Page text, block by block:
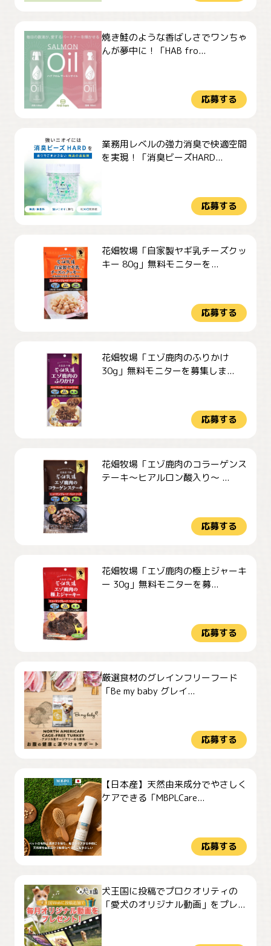
焼き鮭のような香ばしさでワンちゃ
んが夢中に！「HAB fro...
応募する
業務用レベルの強力消臭で快適空間
を実現！「消臭ビーズHARD...
応募する
花畑牧場「自家製ヤギ乳チーズクッ
キー 80g」無料モニターを...
応募する
花畑牧場「エゾ鹿肉のふりかけ
30g」無料モニターを募集しま...
応募する
花畑牧場「エゾ鹿肉のコラーゲンス
テーキ～ヒアルロン酸入り～ ...
応募する
花畑牧場「エゾ鹿肉の極上ジャーキ
ー 30g」無料モニターを募...
応募する
厳選食材のグレインフリーフード
「Be my baby グレイ...
応募する
【日本産】天然由来成分でやさしく
ケアできる「MBPLCare...
応募する
犬王国に投稿でプロクオリティの
「愛犬のオリジナル動画」をプレ...